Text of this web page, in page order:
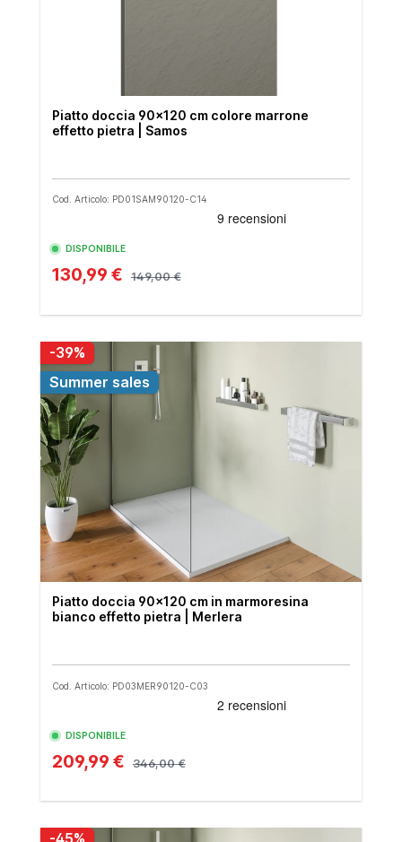
Piatto doccia 90x120 cm colore marrone
effetto pietra | Samos
Cod. Articolo: PD01SAM90120-C14
DISPONIBILE
130,99 € 149,00 €
-39%
Summer sales
Piatto doccia 90x120 cm in marmoresina
bianco effetto pietra | Merlera
Cod. Articolo: PD03MER90120-C03
DISPONIBILE
209,99 € 346,00 €